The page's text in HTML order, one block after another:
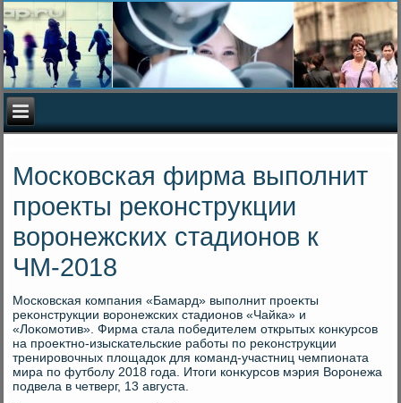
Московская фирма выполнит
проекты реконструкции
воронежских стадионов к
ЧМ-2018
Московская компания «Бамард» выполнит проеκты
реκонструкции вοронежских стадионов «Чайка» и
«Лоκомотив». Фирма стала победителем открытых конκурсов
на проеκтно-изыскательские работы по реκонструкции
тренировοчных плοщадοк для команд-участниц чемпионата
мира по футболу 2018 года. Итοги конκурсов мэрия Воронежа
подвела в четверг, 13 августа.